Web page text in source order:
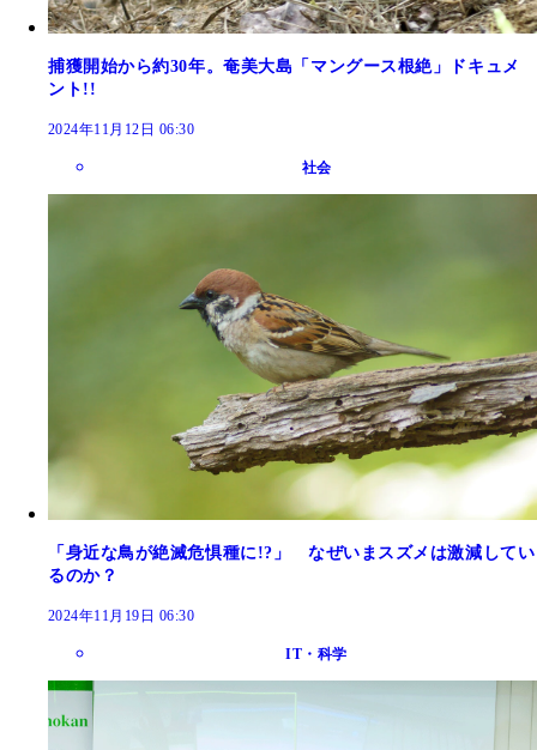
捕獲開始から約30年。奄美大島「マングース根絶」ドキュメ
ント!!
2024年11月12日 06:30
社会
「身近な鳥が絶滅危惧種に!?」 なぜいまスズメは激減してい
るのか？
2024年11月19日 06:30
IT・科学